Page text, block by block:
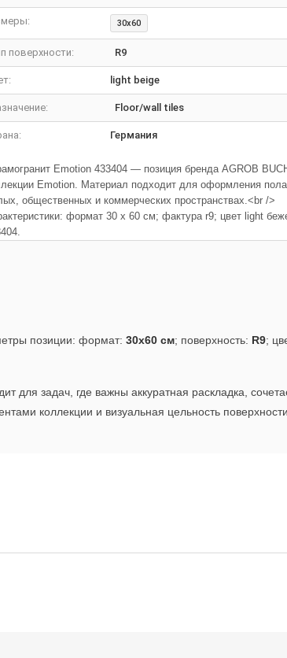
30x60
поверхности: R9
light beige
Floor/wall tiles
Германия
Emotion 433404 — позиция бренда AGROB
Emotion. Материал подходит для оформления
общественных и коммерческих пространствах.<br />
формат 30 x 60 см; фактура r9; цвет light
позиции: формат: 30x60 см; поверхность: R9;
для задач, где важны аккуратная раскладка,
коллекции и визуальная цельность поверхности.